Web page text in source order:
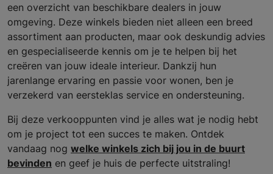
een overzicht van beschikbare dealers in jouw
omgeving. Deze winkels bieden niet alleen een breed
assortiment aan producten, maar ook deskundig advies
en gespecialiseerde kennis om je te helpen bij het
creëren van jouw ideale interieur. Dankzij hun
jarenlange ervaring en passie voor wonen, ben je
verzekerd van eersteklas service en ondersteuning.
Bij deze verkooppunten vind je alles wat je nodig hebt
om je project tot een succes te maken. Ontdek
vandaag nog welke winkels zich bij jou in de buurt
bevinden en geef je huis de perfecte uitstraling!